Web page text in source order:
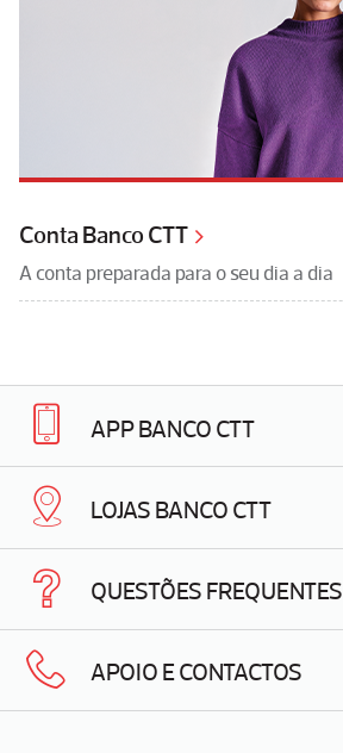
Conta Banco CTT
A conta preparada para o seu dia a dia
APP BANCO CTT
LOJAS BANCO CTT
QUESTÕES FREQUENTES
APOIO E CONTACTOS